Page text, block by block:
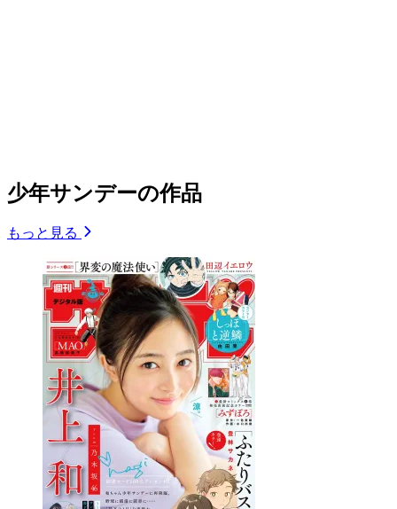
少年サンデーの作品
もっと見る